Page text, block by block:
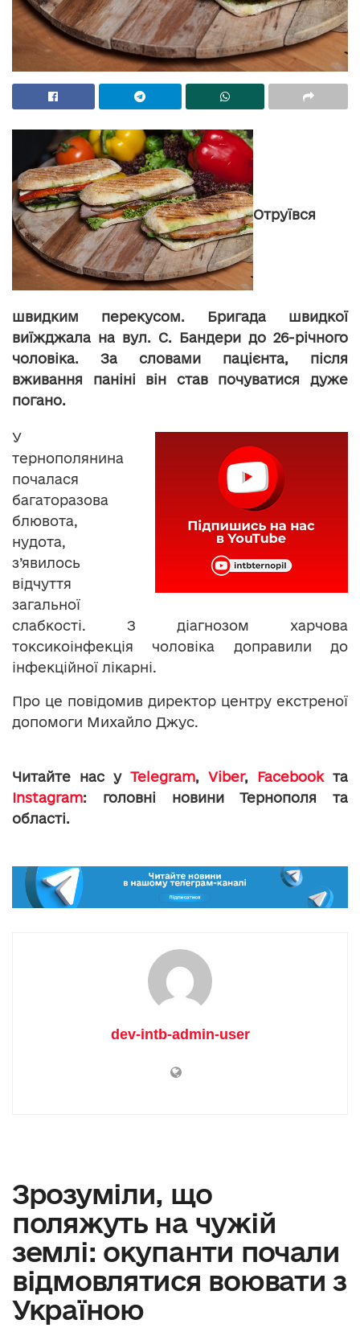
Отруївся
швидким перекусом. Бригада швидкої
виїжджала на вул. С. Бандери до 26-річного
чоловіка. За словами пацієнта, після
вживання паніні він став почуватися дуже
погано.
У
тернополянина
почалася
багаторазова
блювота,
нудота,
з’явилось
відчуття
загальної
слабкості. З діагнозом харчова
токсикоінфекція чоловіка доправили до
інфекційної лікарні.
Про це повідомив директор центру екстреної
допомоги Михайло Джус.
Читайте нас у Telegram, Viber, Facebookта
Instagram: головні новини Тернополя та
області.
dev-intb-admin-user
Зрозуміли, що
поляжуть на чужій
землі: окупанти почали
відмовлятися воювати з
Україною